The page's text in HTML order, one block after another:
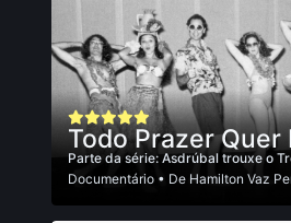
Todo Prazer
Parte da série:Asdrúbal trouxe o
Documentário • De Hamilton Vaz